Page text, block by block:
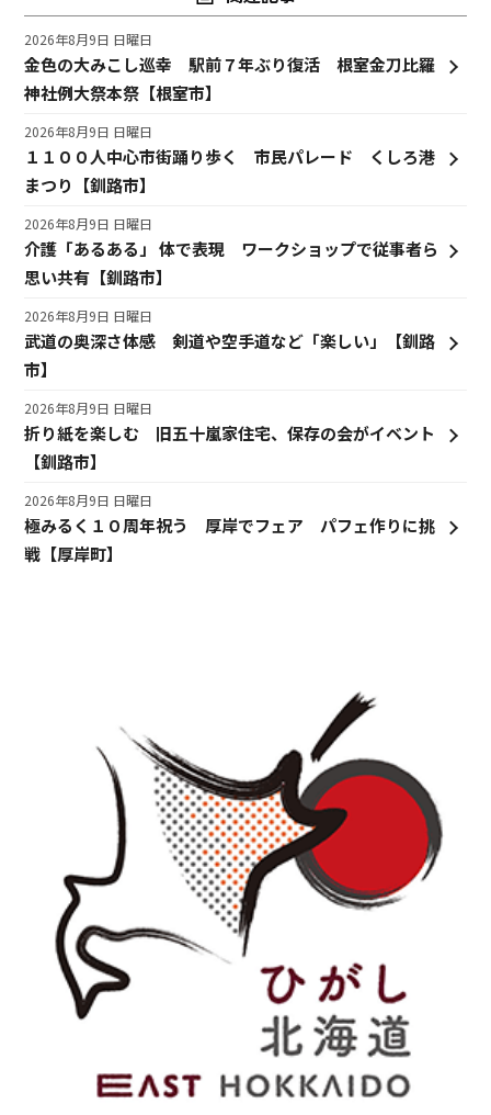
金色の大みこし巡幸 駅前７年ぶり復活 根室金刀比羅
神社例大祭本祭【根室市】
2026年8月9日 日曜日
１１００人中心市街踊り歩く 市民パレード くしろ港
まつり【釧路市】
2026年8月9日 日曜日
介護「あるある」 体で表現 ワークショップで従事者ら
思い共有【釧路市】
2026年8月9日 日曜日
武道の奥深さ体感 剣道や空手道など「楽しい」【釧路
市】
2026年8月9日 日曜日
折り紙を楽しむ 旧五十嵐家住宅、保存の会がイベント
【釧路市】
2026年8月9日 日曜日
極みるく１０周年祝う 厚岸でフェア パフェ作りに挑
戦【厚岸町】
2026年8月9日 日曜日